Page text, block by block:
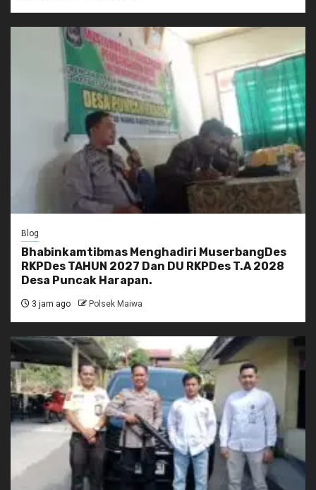
Blog
Bhabinkamtibmas Menghadiri MuserbangDes
RKPDes TAHUN 2027 Dan DU RKPDes T.A 2028
Desa Puncak Harapan.
3 jam ago Polsek Maiwa